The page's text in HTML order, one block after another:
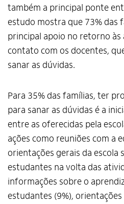
também a principal ponte
estudo mostra que 73% das
principal apoio no retorno às
contato com os docentes,
sanar as dúvidas.
Para 35% das famílias, ter
para sanar as dúvidas é a
entre as oferecidas pela
ações como reuniões com a
orientações gerais da escola
estudantes na volta das
informações sobre o
estudantes (9%),